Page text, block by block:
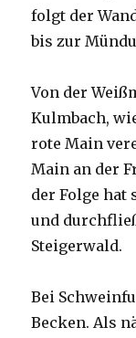
folgt der
bis zur
Von der
Kulmbach,
rote Main
Main an der
der Folge
und
Steigerwald.
Bei
Becken. Als